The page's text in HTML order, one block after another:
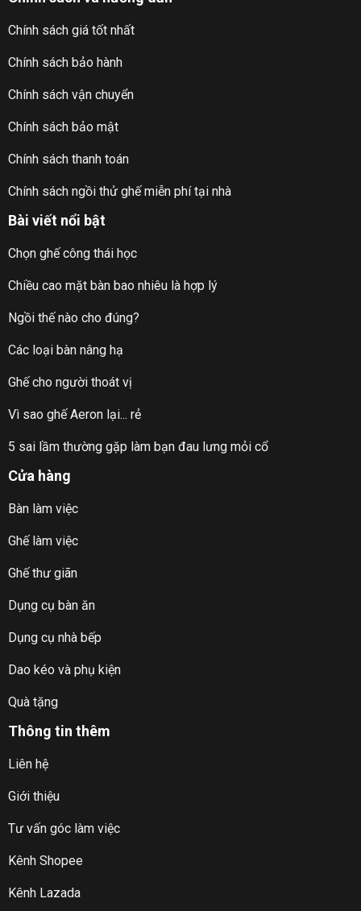
Chính sách giá tốt nhất
Chính sách bảo hành
Chính sách vận chuyển
Chính sách bảo mật
Chính sách thanh toán
Chính sách ngồi thử ghế miễn phí tại nhà
Bài viết nổi bật
Chọn ghế công thái học
Chiều cao mặt bàn bao nhiêu là hợp lý
Ngồi thế nào cho đúng?
Các loại bàn nâng hạ
Ghế cho người thoát vị
Vì sao ghế Aeron lại... rẻ
5 sai lầm thường gặp làm bạn đau lưng mỏi cổ
Cửa hàng
Bàn làm việc
Ghế làm việc
Ghế thư giãn
Dụng cụ bàn ăn
Dụng cụ nhà bếp
Dao kéo và phụ kiện
Quà tặng
Thông tin thêm
Liên hệ
Giới thiệu
Tư vấn góc làm việc
Kênh Shopee
Kênh Lazada